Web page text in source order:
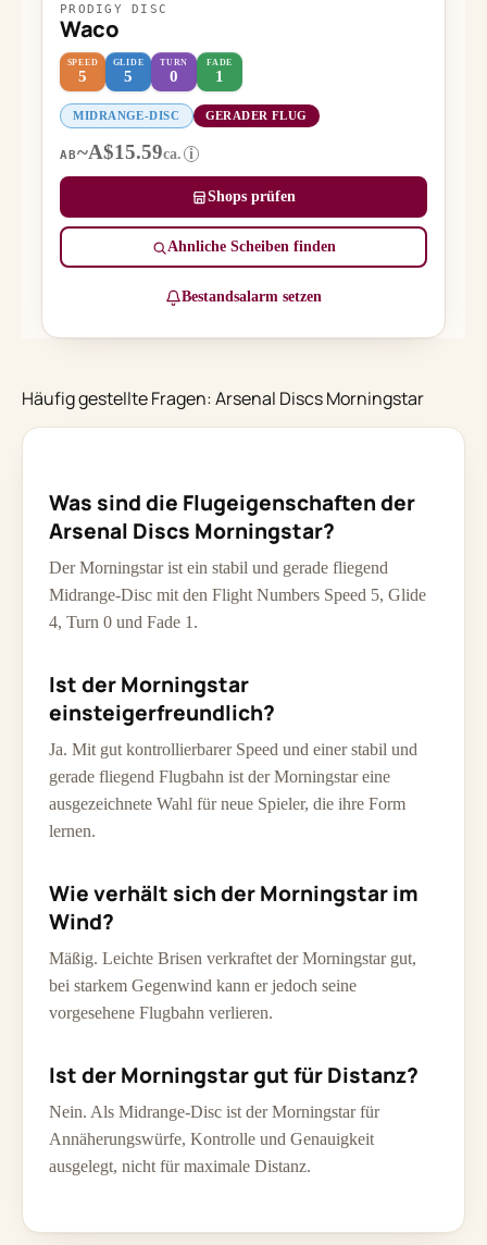
PRODIGY DISC
Waco
SPEED
5
GLIDE
5
TURN
0
FADE
1
MIDRANGE-DISC GERADER FLUG
AB~A$15.59ca. i
Shops prüfen
Ähnliche Scheiben finden
Bestandsalarm setzen
Häufig gestellte Fragen: Arsenal Discs Morningstar
Was sind die Flugeigenschaften der
Arsenal Discs Morningstar?
Der Morningstar ist ein stabil und gerade fliegend
Midrange-Disc mit den Flight Numbers Speed 5, Glide
4, Turn 0 und Fade 1.
Ist der Morningstar
einsteigerfreundlich?
Ja. Mit gut kontrollierbarer Speed und einer stabil und
gerade fliegend Flugbahn ist der Morningstar eine
ausgezeichnete Wahl für neue Spieler, die ihre Form
lernen.
Wie verhält sich der Morningstar im
Wind?
Mäßig. Leichte Brisen verkraftet der Morningstar gut,
bei starkem Gegenwind kann er jedoch seine
vorgesehene Flugbahn verlieren.
Ist der Morningstar gut für Distanz?
Nein. Als Midrange-Disc ist der Morningstar für
Annäherungswürfe, Kontrolle und Genauigkeit
ausgelegt, nicht für maximale Distanz.